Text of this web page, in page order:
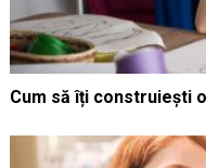
Cum să îți construiești